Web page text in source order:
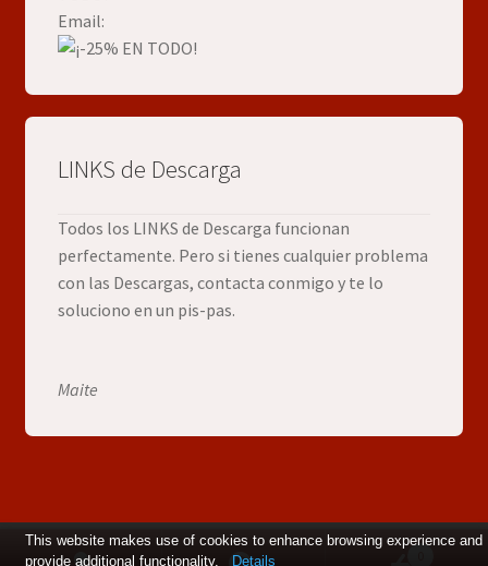
Email:
LINKS de Descarga
Todos los LINKS de Descarga funcionan
perfectamente. Pero si tienes cualquier problema
con las Descargas, contacta conmigo y te lo
soluciono en un pis-pas.
Maite
This website makes use of cookies to enhance browsing experience and
provide additional functionality.
Details